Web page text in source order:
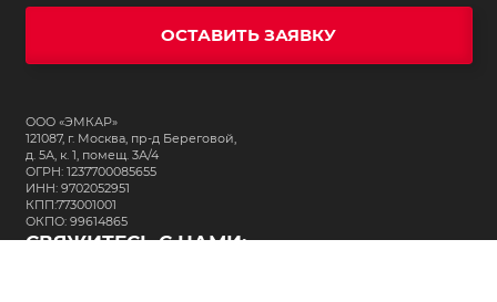
ОСТАВИТЬ ЗАЯВКУ
ООО «ЭМКАР»
121087, г. Москва, пр-д Береговой,
д. 5А, к. 1, помещ. 3А/4
ОГРН: 1237700085655
ИНН: 9702052951
КПП:773001001
ОКПО: 99614865
СВЯЖИТЕСЬ С НАМИ: